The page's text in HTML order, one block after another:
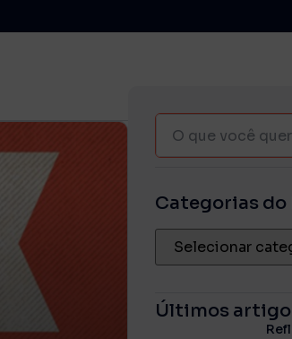
Categorias do
Últimos